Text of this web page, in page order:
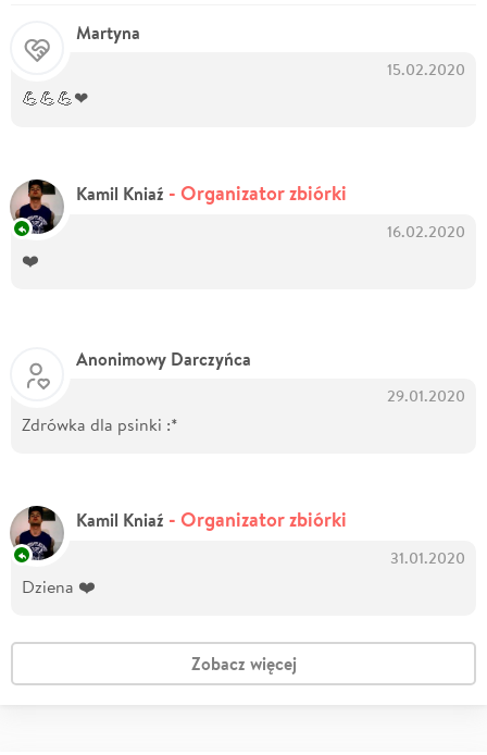
Martyna
15.02.2020
💪💪💪❤
Kamil Kniaź - Organizator zbiórki
16.02.2020
❤️
Anonimowy Darczyńca
29.01.2020
Zdrówka dla psinki :*
Kamil Kniaź - Organizator zbiórki
31.01.2020
Dziena ❤️
Zobacz więcej